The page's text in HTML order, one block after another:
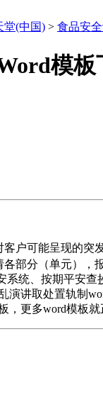
堂(中国) > 食品安
模板
可能呈现的突
部分（单元）
系统、按期平安
演讲取处置轨制
，更多word模板